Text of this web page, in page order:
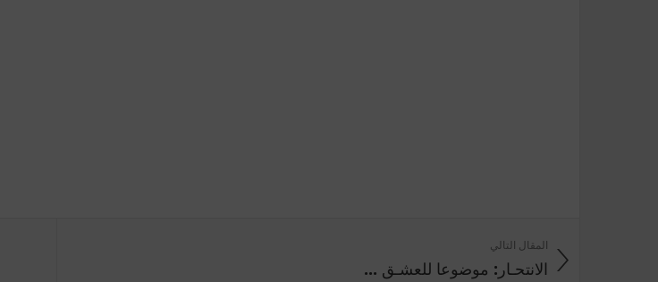
المقال التالي
الانتحـار: موضوعا للعشـق ...